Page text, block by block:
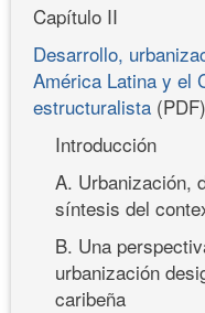
Capítulo II
Desarrollo,
América Latina y el
estructuralista (PDF)
Introducción
A. Urbanización,
síntesis del
B. Una
urbanización
caribeña